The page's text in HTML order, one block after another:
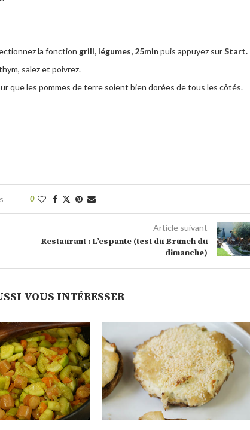
la fonction grill, légumes, 25min puis appuyez surStart.
salez et poivrez.
que les pommes de terre soient bien dorées de tous les côtés.
0
Article suivant
Restaurant : L’espante (test du Brunch du
dimanche)
VOUS INTÉRESSER